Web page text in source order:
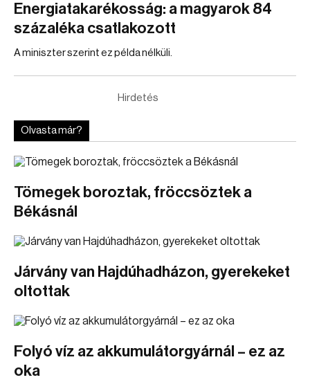
Energiatakarékosság: a magyarok 84
százaléka csatlakozott
A miniszter szerint ez példa nélküli.
Hirdetés
Olvasta már?
Tömegek boroztak, fröccsöztek a
Békásnál
Járvány van Hajdúhadházon, gyerekeket
oltottak
Folyó víz az akkumulátorgyárnál – ez az
oka